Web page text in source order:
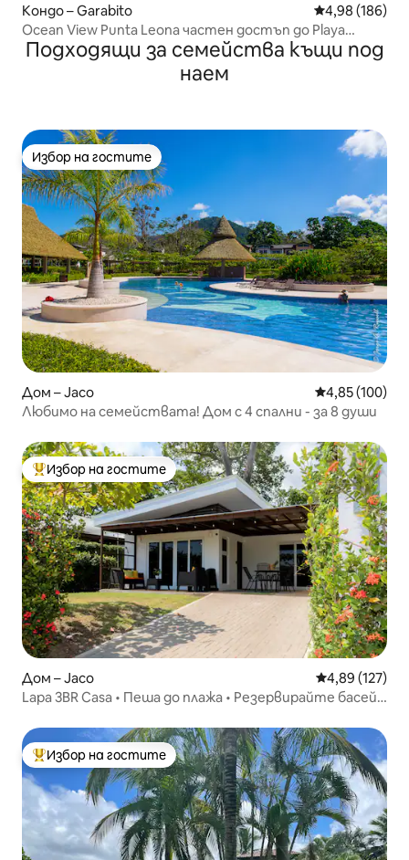
Кондо – Garabito Средна
4,98 (186)
Ocean View Punta Leona частен достъп до Playa
Blanca
Подходящи за семейства къщи под
наем
Избор на гостите
Избор на гостите
Дом – Jaco Средна
4,85 (100)
Любимо на семействата! Дом с 4 спални - за 8 души
Най-популярен избор на гостите
Избор на гостите
Дом – Jaco Средна
4,89 (127)
Lapa 3BR Casa • Пеша до плажа • Резервирайте басейн
Най-популярен избор на гостите
Избор на гостите